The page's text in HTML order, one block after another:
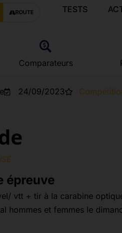
ROUTE TESTS
Comparateurs
24/09/2023
épreuve
vtt + tir à la carabine
hommes et femmes le